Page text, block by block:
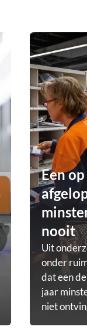
Een
nooit
Uit
onder
dat een
jaar
niet